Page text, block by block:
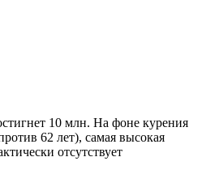
10 млн. На фоне курения
62 лет), самая высокая
отсутствует